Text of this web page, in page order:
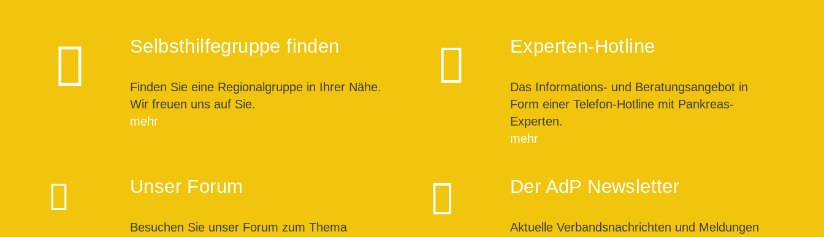
Selbsthilfegruppe finden
Finden Sie eine Regionalgruppe in Ihrer Nähe.
Wir freuen uns auf Sie.
mehr
Experten-Hotline
Das Informations- und Beratungsangebot in
Form einer Telefon-Hotline mit Pankreas-
Experten.
mehr
Unser Forum
Besuchen Sie unser Forum zum Thema
Der AdP Newsletter
Aktuelle Verbandsnachrichten und Meldungen